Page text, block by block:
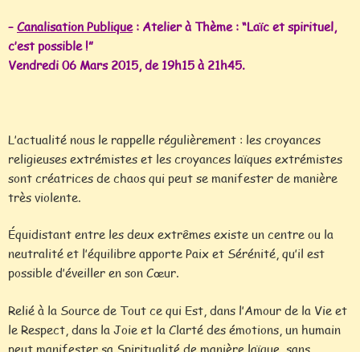
–Canalisation Publique: Atelier à Thème : “Laïc et spirituel,
c’est possible !”
Vendredi 06 Mars 2015, de 19h15 à 21h45.
L’actualité nous le rappelle régulièrement : les croyances
religieuses extrémistes et les croyances laïques extrémistes
sont créatrices de chaos qui peut se manifester de manière
très violente.
Équidistant entre les deux extrêmes existe un centre ou la
neutralité et l’équilibre apporte Paix et Sérénité, qu’il est
possible d’éveiller en son Cœur.
Relié à la Source de Tout ce qui Est, dans l’Amour de la Vie et
le Respect, dans la Joie et la Clarté des émotions, un humain
peut manifester sa Spiritualité de manière laïque, sans